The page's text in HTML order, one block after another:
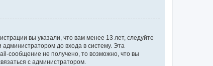
вы указали, что вам менее 13 лет, следуйте
до входа в систему. Эта
сообщение не получено, то возможно, что вы
с администратором.